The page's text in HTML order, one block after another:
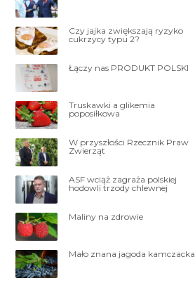
Czy jajka zwiększają ryzyko
cukrzycy typu 2?
Łączy nas PRODUKT POLSKI
Truskawki a glikemia
poposiłkowa
W przyszłości Rzecznik Praw
Zwierząt
ASF wciąż zagraża polskiej
hodowli trzody chlewnej
Maliny na zdrowie
Mało znana jagoda kamczacka